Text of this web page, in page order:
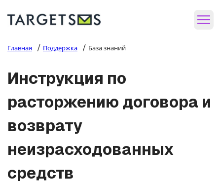
Главная / Поддержка / База знаний
Инструкция по
расторжению договора и
возврату
неизрасходованных
средств